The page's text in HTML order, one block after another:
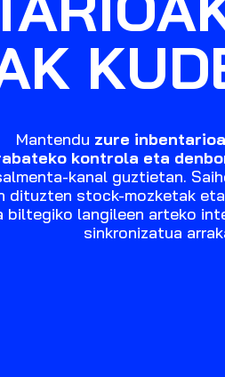
Mantendu zure
kontrola eta
kanal guztietan.
dituzten stock-mozketak
biltegiko langileen arteko
sinkronizatua